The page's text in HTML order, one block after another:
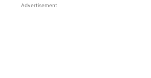
Advertisement